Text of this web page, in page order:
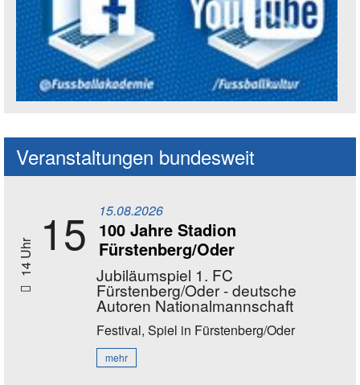
Social Media Kanäle der Akademie
Veranstaltungen bundesweit
14 Uhr 15 15.08.2026
100 Jahre Stadion
Fürstenberg/Oder
Jubiläumspiel 1. FC
Fürstenberg/Oder - deutsche
Autoren Nationalmannschaft
Festival, Spiel in Fürstenberg/Oder
mehr